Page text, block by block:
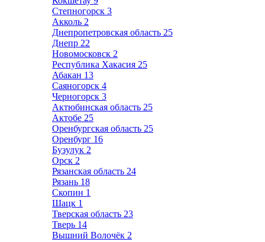
Степногорск 3
Акколь 2
Днепропетровская область 25
Днепр 22
Новомосковск 2
Республика Хакасия 25
Абакан 13
Саяногорск 4
Черногорск 3
Актюбинская область 25
Актобе 25
Оренбургская область 25
Оренбург 16
Бузулук 2
Орск 2
Рязанская область 24
Рязань 18
Скопин 1
Шацк 1
Тверская область 23
Тверь 14
Вышний Волочёк 2